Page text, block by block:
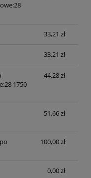
33,21 zł
33,21 zł
1750
44,28 zł
51,66 zł
100,00 zł
0,00 zł